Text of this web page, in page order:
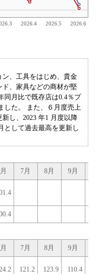
2026.4 2026.5 2026.6
、工具をはじめ、貴金
、家具などの商材が堅
同月比で既存店は0.4％プ
した。 また、６月度売上
し、2023 年1 月度以降
として過去最高を更新し
7月 8月 9月
7月 8月 9月
121.2 123.9 110.4